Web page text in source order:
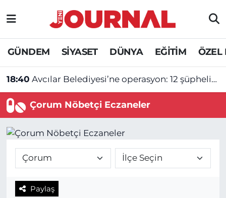
GÜNDEM SİYASET DÜNYA EĞİTİM ÖZEL
18:40 Avcılar Belediyesi’ne operasyon: 12 şüpheliye tutuklama talebi
Çorum Nöbetçi Eczaneler
Paylaş
GÜNDEM
SİYASET
SAĞLIK
DÜNYA
ÖZEL HABER
Nöbetçi Eczaneler
Hava Durumu
Trafik Durumu
Süper Lig Puan Durumu ve Fikstür
Tüm Manşetler
Son Dakika Haberleri
Haber Arşivi